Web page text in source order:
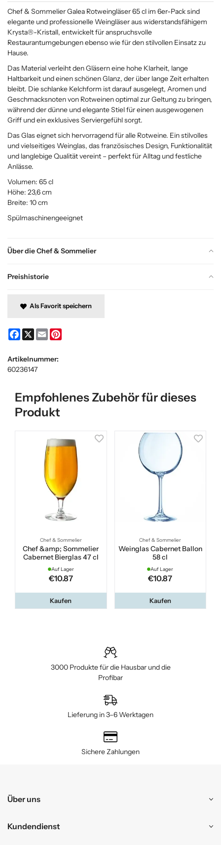
Über die Chef & Sommelier
Preishistorie
Chef & Sommelier Galea Rotweingläser 65 cl im 6er-Pack sind
elegante und professionelle Weingläser aus widerstandsfähigem
Krysta®-Kristall, entwickelt für anspruchsvolle
Restaurantumgebungen ebenso wie für den stilvollen Einsatz zu
Hause.
Das Material verleiht den Gläsern eine hohe Klarheit, lange
Haltbarkeit und einen schönen Glanz, der über lange Zeit erhalten
bleibt. Die schlanke Kelchform ist darauf ausgelegt, Aromen und
Geschmacksnoten von Rotweinen optimal zur Geltung zu bringen,
während der dünne und elegante Stiel für einen ausgewogenen
Griff und ein exklusives Serviergefühl sorgt.
Das Glas eignet sich hervorragend für alle Rotweine. Ein stilvolles
und vielseitiges Weinglas, das französisches Design, Funktionalität
und langlebige Qualität vereint – perfekt für Alltag und festliche
Anlässe.
Volumen: 65 cl
Höhe: 23,6 cm
Breite: 10 cm
Spülmaschinengeeignet
Als Favorit speichern
Facebook
X Email
Artikelnummer:
60236147
Empfohlenes Zubehör für dieses
Produkt
Chef & Sommelier
Chef &amp; Sommelier
Cabernet Bierglas 47 cl
Auf Lager
€10.87
Kaufen
Chef & Sommelier
Weinglas Cabernet Ballon
58 cl
Auf Lager
€10.87
Kaufen
3000 Produkte für die Hausbar und die
Profibar
Lieferung in 3–6 Werktagen
Sichere Zahlungen
Über uns
Kundendienst